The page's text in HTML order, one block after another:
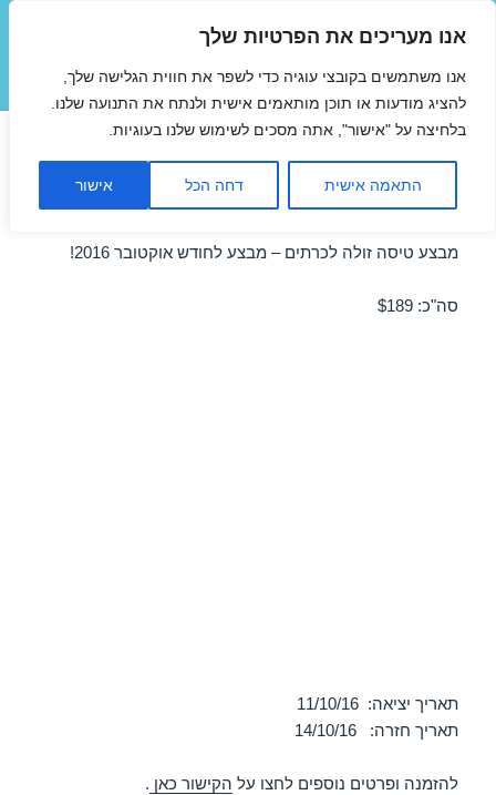
אנו מעריכים את הפרטיות שלך
אנו משתמשים בקובצי עוגיה כדי לשפר את חווית הגלישה שלך,
להציג מודעות או תוכן מותאמים אישית ולנתח את התנועה שלנו.
בלחיצה על "אישור", אתה מסכים לשימוש שלנו בעוגיות.
התאמה אישית דחה הכל אישור
תפריטים
ווידג'טים
טיסות לכרתים ברגע האחרון
11/10/2016
מבצע טיסה זולה לכרתים – מבצע לחודש אוקטובר 2016!
סה"כ: $189
תאריך יציאה: 11/10/16
תאריך חזרה: 14/10/16
להזמנה ופרטים נוספים לחצו על הקישור כאן .